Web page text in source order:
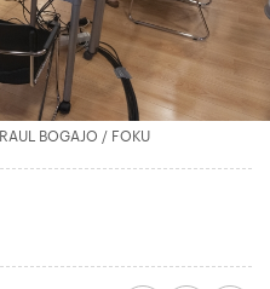
BOGAJO / FOKU